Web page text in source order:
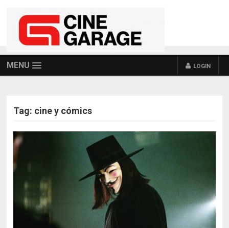
MENU LOGIN
Tag: cine y cómics
POSTS NAVIGATION